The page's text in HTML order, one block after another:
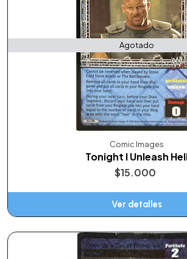
Agotado
Comic Images
Tonight I Unleash
$15.000
Ver detalles